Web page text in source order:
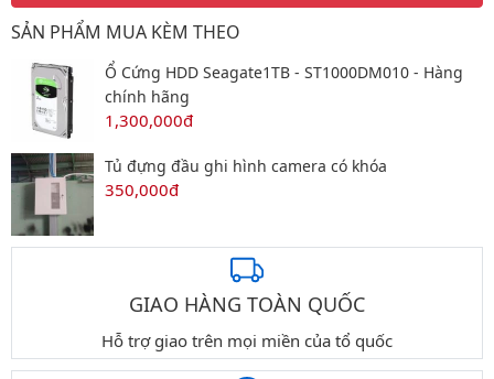
SẢN PHẨM MUA KÈM THEO
Ổ Cứng HDD Seagate1TB - ST1000DM010 - Hàng
chính hãng
1,300,000đ
Tủ đựng đầu ghi hình camera có khóa
350,000đ
GIAO HÀNG TOÀN QUỐC
Hỗ trợ giao trên mọi miền của tổ quốc